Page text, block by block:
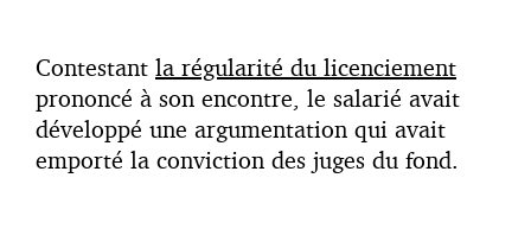
Contestant la régularité du licenciement
prononcé à son encontre, le salarié avait
développé une argumentation qui avait
emporté la conviction des juges du fond.